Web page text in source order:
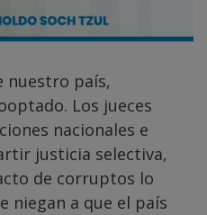
nuestro país,
Los jueces
nacionales e
justicia selectiva,
de corruptos lo
niegan a que el país